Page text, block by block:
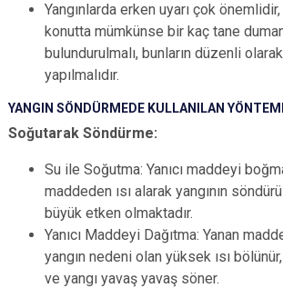
Yangınlarda erken uyarı çok
konutta mümkünse bir kaç tane
bulundurulmalı, bunların düzenli
yapılmalıdır.
YANGIN SÖNDÜRMEDE KULLANILAN
Soğutarak Söndürme:
Su ile Soğutma: Yanıcı maddeyi
maddeden ısı alarak yangının
büyük etken olmaktadır.
Yanıcı Maddeyi Dağıtma: Yanan
yangın nedeni olan yüksek ısı
ve yangı yavaş yavaş söner.